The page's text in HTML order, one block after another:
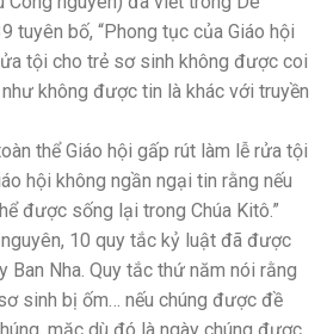
tuyên bố, “Phong tục của Giáo hội
tội cho trẻ sơ sinh không được coi
không được tin là khác với truyền
thể Giáo hội gấp rút làm lễ rửa tội
hội không ngần ngại tin rằng nếu
được sống lại trong Chúa Kitô.”
10 quy tắc kỷ luật đã được
Ban Nha. Quy tắc thứ năm nói rằng
sinh bị ốm… nếu chúng được đề